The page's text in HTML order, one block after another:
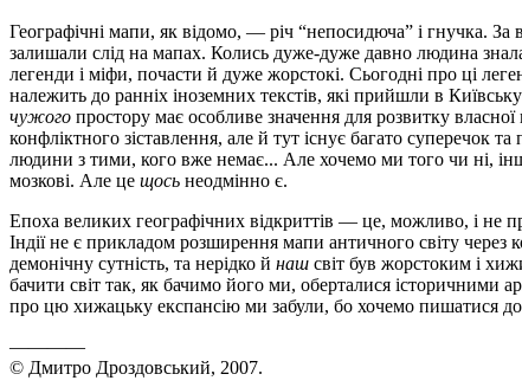
Географічні мапи, як відомо, — річ “непосидюча” і гнучка. За
залишали слід на мапах. Колись дуже-дуже давно людина
легенди і міфи, почасти й дуже жорстокі. Сьогодні про ці
належить до ранніх іноземних текстів, які прийшли в
чужого простору має особливе значення для розвитку
конфліктного зіставлення, але й тут існує багато суперечок
людини з тими, кого вже немає... Але хочемо ми того чи ні,
мозкові. Але це щось неодмінно є.
Епоха великих географічних відкриттів — це, можливо, і не
Індії не є прикладом розширення мапи античного світу через
демонічну сутність, та нерідко й наш світ був жорстоким і
бачити світ так, як бачимо його ми, оберталися історичними
про цю хижацьку експансію ми забули, бо хочемо пишатися
————
© Дмитро Дроздовський, 2007.